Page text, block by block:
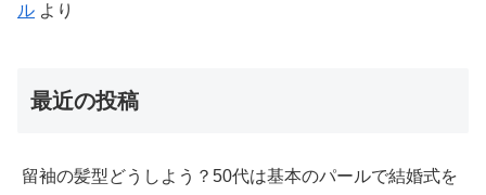
ル より
最近の投稿
留袖の髪型どうしよう？50代は基本のパールで結婚式を